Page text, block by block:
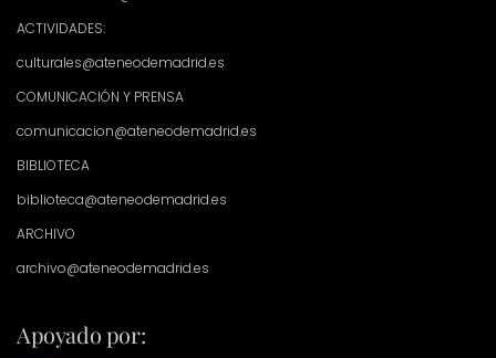
ACTIVIDADES:
culturales@ateneodemadrid.es
COMUNICACIÓN Y PRENSA
comunicacion@ateneodemadrid.es
BIBLIOTECA
biblioteca@ateneodemadrid.es
ARCHIVO
archivo@ateneodemadrid.es
Apoyado por: